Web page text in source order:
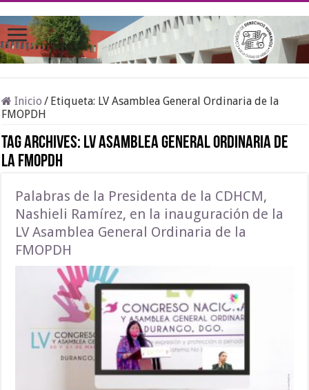
Inicio / Etiqueta: LV Asamblea General Ordinaria de la
FMOPDH
Tag Archives: LV Asamblea General Ordinaria de
la FMOPDH
Palabras de la Presidenta de la CDHCM,
Nashieli Ramírez, en la inauguración de la
LV Asamblea General Ordinaria de la
FMOPDH